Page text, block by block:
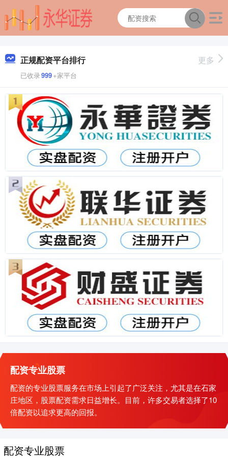
正规配资平台排行
已收录999+家平台
更多
配资专业股票
配资的专业股票服务在市场上引起了广泛关注，尤其是在石家
庄地区，股票配资需求日益增长。目前，许多交易者选择了10
倍配资以追求更高的回报。
配资专业股票